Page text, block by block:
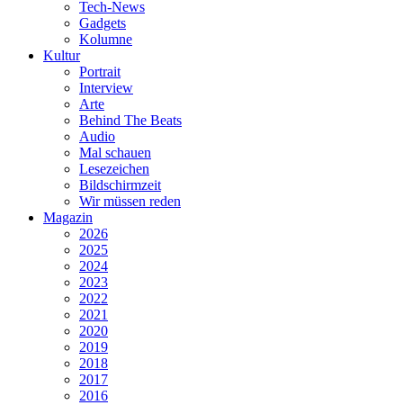
Tech-News
Gadgets
Kolumne
Kultur
Portrait
Interview
Arte
Behind The Beats
Audio
Mal schauen
Lesezeichen
Bildschirmzeit
Wir müssen reden
Magazin
2026
2025
2024
2023
2022
2021
2020
2019
2018
2017
2016